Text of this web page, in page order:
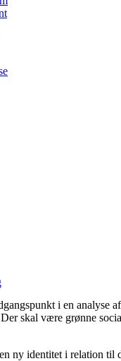
i en analyse
Der skal være grønne
ny identitet i relation til